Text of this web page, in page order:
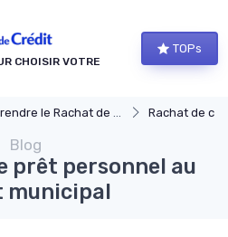
CHOISIR VOTRE
TOPs
le Rachat de Crédit Rachat de crédit à
Blog
prêt personnel au
municipal